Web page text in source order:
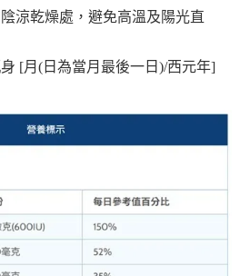
涼乾燥處，避免高溫及陽光直
[月(日為當月最後一日)/西元年]